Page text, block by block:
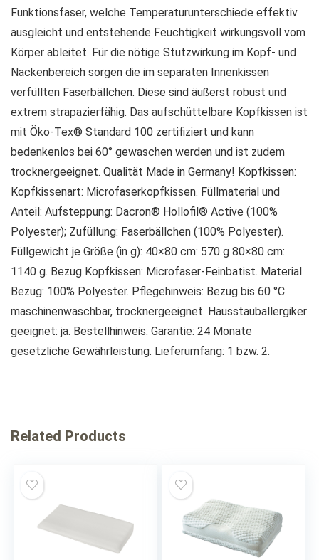
Funktionsfaser, welche Temperaturunterschiede effektiv
ausgleicht und entstehende Feuchtigkeit wirkungsvoll vom
Körper ableitet. Für die nötige Stützwirkung im Kopf- und
Nackenbereich sorgen die im separaten Innenkissen
verfüllten Faserbällchen. Diese sind äußerst robust und
extrem strapazierfähig. Das aufschüttelbare Kopfkissen ist
mit Öko-Tex® Standard 100 zertifiziert und kann
bedenkenlos bei 60° gewaschen werden und ist zudem
trocknergeeignet. Qualität Made in Germany! Kopfkissen:
Kopfkissenart: Microfaserkopfkissen. Füllmaterial und
Anteil: Aufsteppung: Dacron® Hollofil® Active (100%
Polyester); Zufüllung: Faserbällchen (100% Polyester).
Füllgewicht je Größe (in g): 40×80 cm: 570 g 80×80 cm:
1140 g. Bezug Kopfkissen: Microfaser-Feinbatist. Material
Bezug: 100% Polyester. Pflegehinweis: Bezug bis 60 °C
maschinenwaschbar, trocknergeeignet. Hausstauballergiker
geeignet: ja. Bestellhinweis: Garantie: 24 Monate
gesetzliche Gewährleistung. Lieferumfang: 1 bzw. 2.
Related Products